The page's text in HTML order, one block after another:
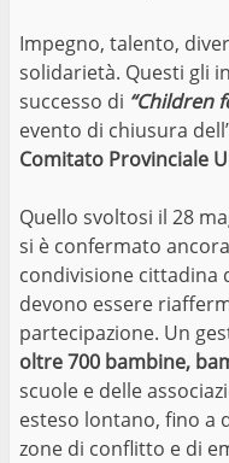
Impegno, talento,
solidarietà. Questi gli
successo di “Children
evento di chiusura
Comitato Provinciale
Quello svoltosi il 28
si è confermato
condivisione cittadina
devono essere
partecipazione. Un
oltre 700 bambine,
scuole e delle
esteso lontano, fino a
zone di conflitto e di